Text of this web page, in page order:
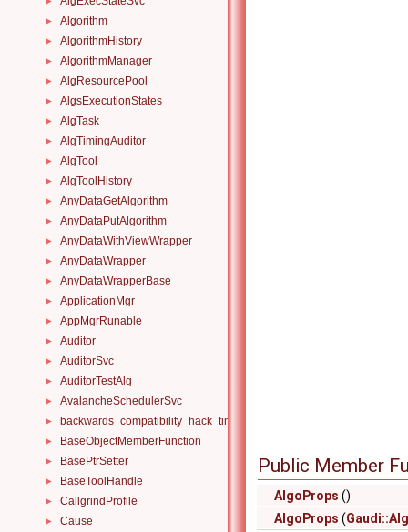
► Algorithm
► AlgorithmHistory
► AlgorithmManager
► AlgResourcePool
► AlgsExecutionStates
► AlgTask
► AlgTimingAuditor
► AlgTool
► AlgToolHistory
► AnyDataGetAlgorithm
► AnyDataPutAlgorithm
► AnyDataWithViewWrapper
► AnyDataWrapper
► AnyDataWrapperBase
► ApplicationMgr
► AppMgrRunable
► Auditor
► AuditorSvc
► AuditorTestAlg
► AvalancheSchedulerSvc
► backwards_compatibility_hack_time_timespan
► BaseObjectMemberFunction
► BasePtrSetter
► BaseToolHandle
► CallgrindProfile
► Cause
Public Member
AlgoProps ()
AlgoProps (